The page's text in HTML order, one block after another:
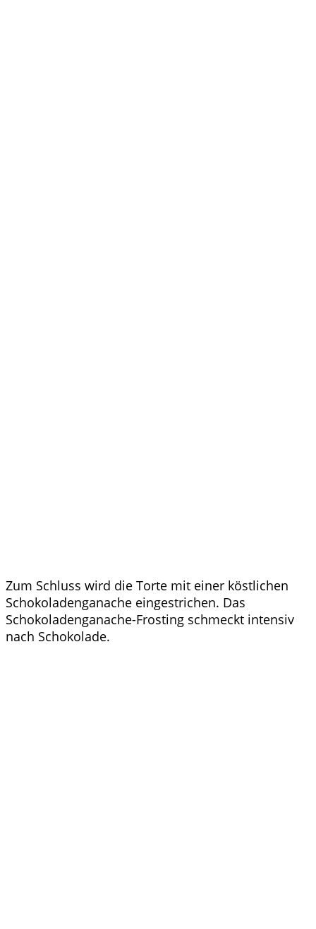
Zum Schluss wird die Torte mit einer köstlichen
Schokoladenganache eingestrichen. Das
Schokoladenganache-Frosting schmeckt intensiv
nach Schokolade.